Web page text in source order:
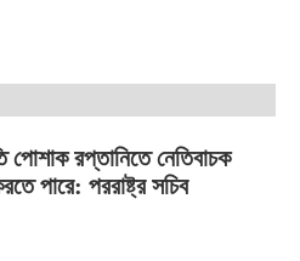
পোশাক রপ্তানিতে নেতিবাচক
পারে: পররাষ্ট্র সচিব